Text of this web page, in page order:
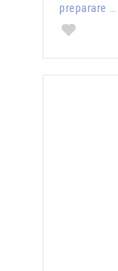
preparare …